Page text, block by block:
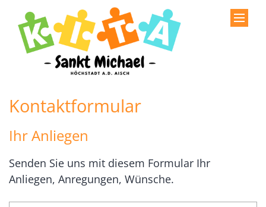
Zum Inhalt springen
Kontaktformular
Ihr Anliegen
Senden Sie uns mit diesem Formular Ihr
Anliegen, Anregungen, Wünsche.